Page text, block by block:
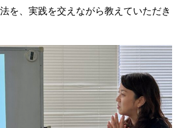
を、実践を交えながら教えていただき